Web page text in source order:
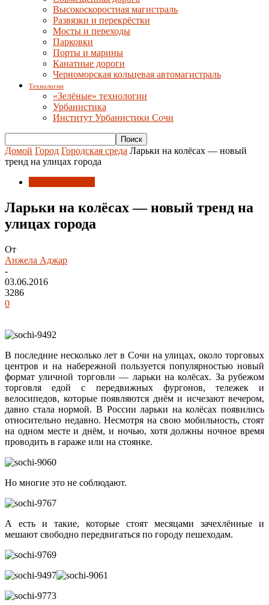
Высокоскоростная магистраль
Развязки и перекрёстки
Мосты и переходы
Парковки
Порты и марины
Канатные дороги
Черноморская кольцевая автомагистраль
Технологии
«Зелёные» технологии
Урбанистика
Институт Урбанистики Сочи
Домой Город Городская среда Ларьки на колёсах — новый
тренд на улицах города
Ларьки на колёсах — новый тренд на
улицах города
От
Анжела Аджар
-
03.06.2016
3286
0
В последние несколько лет в Сочи на улицах, около торговых
центров и на набережной пользуется популярностью новый
формат уличной торговли — ларьки на колёсах. За рубежом
торговля едой с передвижных фургонов, тележек и
велосипедов, которые появляются днём и исчезают вечером,
давно стала нормой. В России ларьки на колёсах появились
относительно недавно. Несмотря на свою мобильность, стоят
на одном месте и днём, и ночью, хотя должны ночное время
проводить в гараже или на стоянке.
Но многие это не соблюдают.
А есть и такие, которые стоят месяцами зачехлённые и
мешают свободно передвигаться по городу пешеходам.